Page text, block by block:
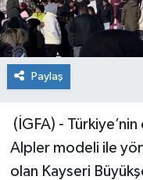
Paylaş
(İGFA) -
Alpler modeli ile
olan Kayseri